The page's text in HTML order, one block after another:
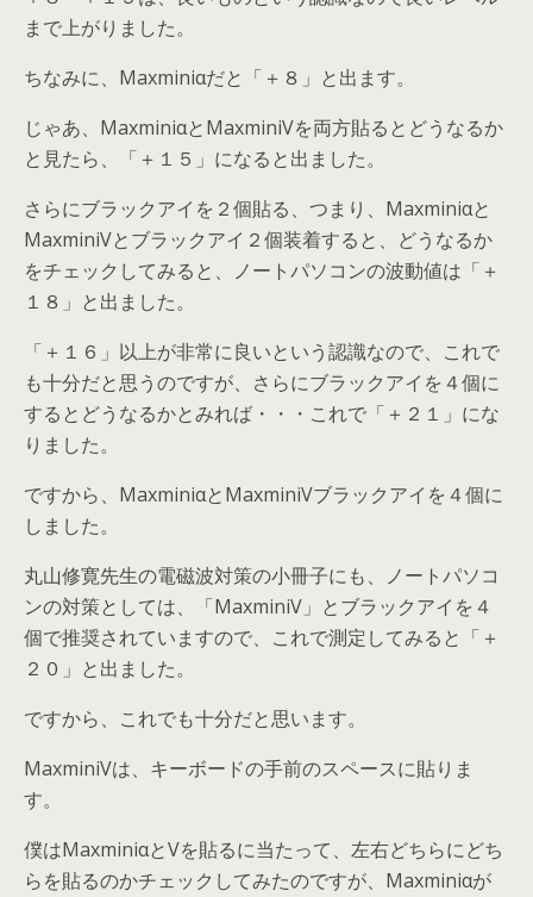
まで上がりました。
ちなみに、Maxminiαだと「＋８」と出ます。
じゃあ、MaxminiαとMaxminiVを両方貼るとどうなるか
と見たら、「＋１５」になると出ました。
さらにブラックアイを２個貼る、つまり、Maxminiαと
MaxminiVとブラックアイ２個装着すると、どうなるか
をチェックしてみると、ノートパソコンの波動値は「＋
１８」と出ました。
「＋１６」以上が非常に良いという認識なので、これで
も十分だと思うのですが、さらにブラックアイを４個に
するとどうなるかとみれば・・・これで「＋２１」にな
りました。
ですから、MaxminiαとMaxminiVブラックアイを４個に
しました。
丸山修寛先生の電磁波対策の小冊子にも、ノートパソコ
ンの対策としては、「MaxminiV」とブラックアイを４
個で推奨されていますので、これで測定してみると「＋
２０」と出ました。
ですから、これでも十分だと思います。
MaxminiVは、キーボードの手前のスペースに貼りま
す。
僕はMaxminiαとVを貼るに当たって、左右どちらにどち
らを貼るのかチェックしてみたのですが、Maxminiαが